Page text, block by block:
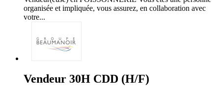
organisée et impliquée, vous assurez, en collaboration avec
votre...
Vendeur 30H CDD (H/F)